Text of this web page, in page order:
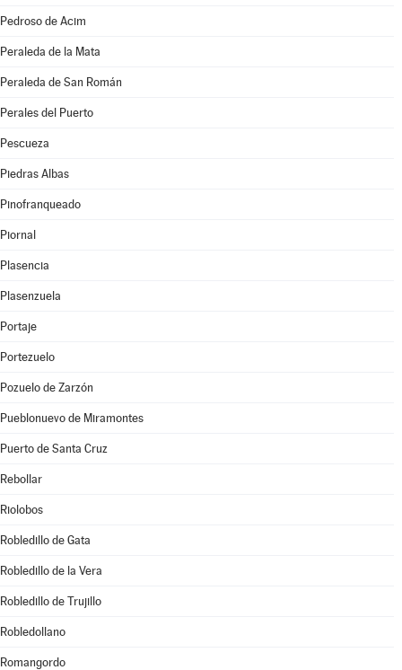
Pedroso de Acim
Peraleda de la Mata
Peraleda de San Román
Perales del Puerto
Pescueza
Piedras Albas
Pinofranqueado
Piornal
Plasencia
Plasenzuela
Portaje
Portezuelo
Pozuelo de Zarzón
Pueblonuevo de Miramontes
Puerto de Santa Cruz
Rebollar
Riolobos
Robledillo de Gata
Robledillo de la Vera
Robledillo de Trujillo
Robledollano
Romangordo